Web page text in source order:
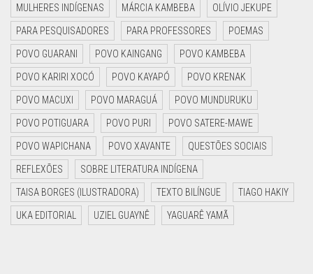
MULHERES INDÍGENAS MÁRCIA KAMBEBA OLÍVIO JEKUPE
PARA PESQUISADORES PARA PROFESSORES POEMAS
POVO GUARANI POVO KAINGANG POVO KAMBEBA
POVO KARIRI XOCÓ POVO KAYAPÓ POVO KRENAK
POVO MACUXI POVO MARAGUÁ POVO MUNDURUKU
POVO POTIGUARA POVO PURI POVO SATERE-MAWE
POVO WAPICHANA POVO XAVANTE QUESTÕES SOCIAIS
REFLEXÕES SOBRE LITERATURA INDÍGENA
TAISA BORGES (ILUSTRADORA) TEXTO BILÍNGUE TIAGO HAKIY
UKA EDITORIAL UZIEL GUAYNÊ YAGUARÊ YAMÃ